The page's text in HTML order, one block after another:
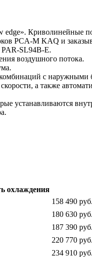
Криволинейные
PCA-M KAQ и
SL94B-E.
воздушного потока.
с
а также
устанавливаются
охлаждения
158 490 руб.
180 630 руб.
187 390 руб.
220 770 руб.
234 910 руб.